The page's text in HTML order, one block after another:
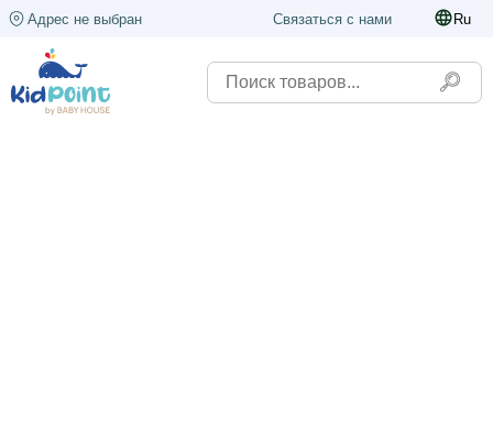
Адрес не выбран Связаться с нами Ru